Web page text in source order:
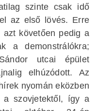
szinte csak idő
az első lövés. Erre
követően pedig a
a demonstrálókra;
utcai épület
elhúzódott. Az
nyomán eközben
a szovjetektől, így a